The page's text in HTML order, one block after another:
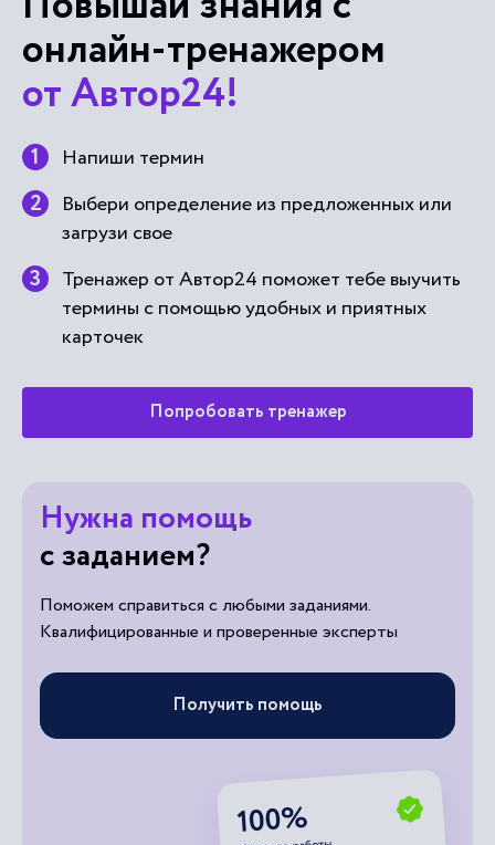
онлайн-тренажером
от Автор24!
Напиши термин
Выбери определение из предложенных или
загрузи свое
Тренажер от Автор24 поможет тебе выучить
термины с помощью удобных и приятных
карточек
Попробовать тренажер
Нужна помощь
с заданием?
Поможем справиться с любыми заданиями.
Квалифицированные и проверенные эксперты
Получить помощь